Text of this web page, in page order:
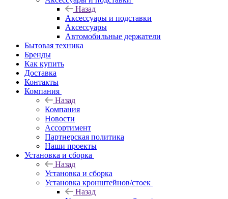
Назад
Аксессуары и подставки
Аксессуары
Автомобильные держатели
Бытовая техника
Бренды
Как купить
Доставка
Контакты
Компания
Назад
Компания
Новости
Ассортимент
Партнерская политика
Наши проекты
Установка и сборка
Назад
Установка и сборка
Установка кронштейнов/стоек
Назад